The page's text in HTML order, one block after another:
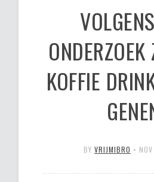
KOFFIE
BY VRIJMIBRO •